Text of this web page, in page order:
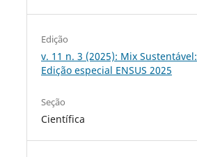
Edição
v. 11 n. 3 (2025): Mix Sustentável:
Edição especial ENSUS 2025
Seção
Científica